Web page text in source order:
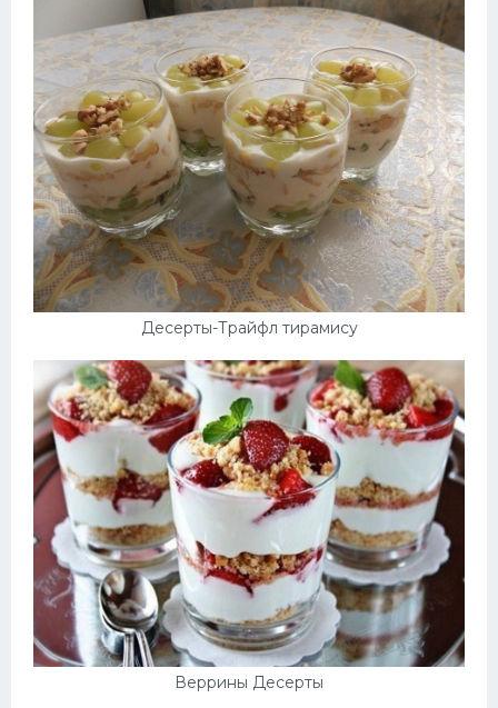
Десерты-Трайфл тирамису
Веррины Десерты